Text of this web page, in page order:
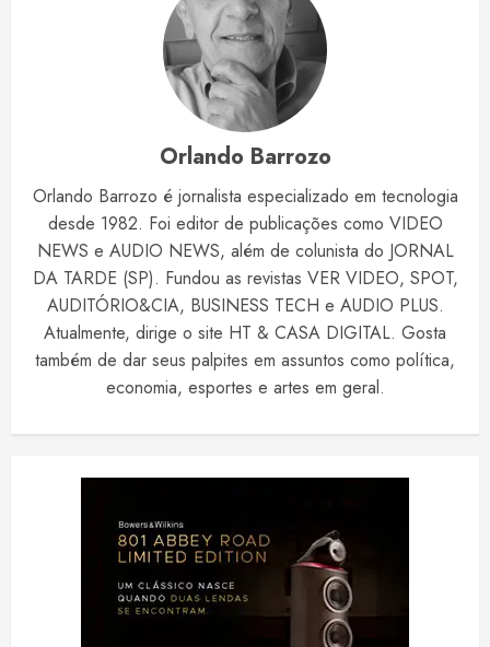
Orlando Barrozo
Orlando Barrozo é jornalista especializado em tecnologia
desde 1982. Foi editor de publicações como VIDEO
NEWS e AUDIO NEWS, além de colunista do JORNAL
DA TARDE (SP). Fundou as revistas VER VIDEO, SPOT,
AUDITÓRIO&CIA, BUSINESS TECH e AUDIO PLUS.
Atualmente, dirige o site HT & CASA DIGITAL. Gosta
também de dar seus palpites em assuntos como política,
economia, esportes e artes em geral.